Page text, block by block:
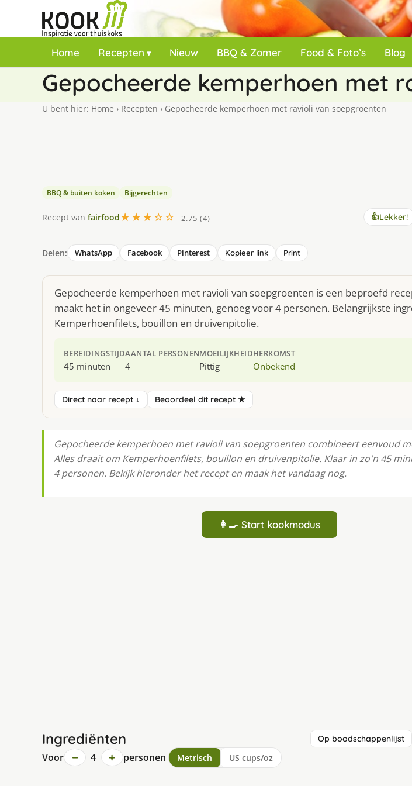
Home Recepten Nieuw BBQ & Zomer Food & Foto’s Blog
Gepocheerde kemperhoen met
U bent hier: Home › Recepten › Gepocheerde kemperhoen met ravioli van soepgroenten
BBQ & buiten koken Bijgerechten
Recept van fairfood★★★☆☆ 2.75 (4) 👍Lekker!
Delen: WhatsApp Facebook Pinterest Kopieer link Print
Gepocheerde kemperhoen met ravioli van soepgroenten is een beproefd
maakt het in ongeveer 45 minuten, genoeg voor 4 personen. Belangrijkste
Kemperhoenfilets, bouillon en druivenpitolie.
BEREIDINGSTIJD
45 minuten
AANTAL PERSONEN
4
MOEILIJKHEID
Pittig
HERKOMST
Onbekend
Direct naar recept ↓ Beoordeel dit recept ★
Gepocheerde kemperhoen met ravioli van soepgroenten combineert eenvoud
Alles draait om Kemperhoenfilets, bouillon en druivenpitolie. Klaar in zo'n 45
4 personen. Bekijk hieronder het recept en maak het vandaag nog.
👩‍🍳 Start kookmodus
Ingrediënten Op boodschappenlijst
Voor − 4 + personen Metrisch US cups/oz